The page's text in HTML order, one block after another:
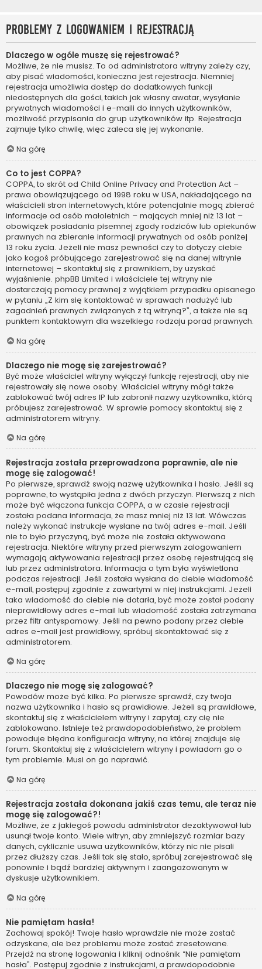
Problemy z logowaniem i rejestracją
Dlaczego w ogóle muszę się rejestrować?
Możliwe, że nie musisz. To od administratora witryny zależy czy,
aby pisać wiadomości, konieczna jest rejestracja. Niemniej
rejestracja umożliwia dostęp do dodatkowych funkcji
niedostępnych dla gości, takich jak własny awatar, wysyłanie
prywatnych wiadomości i e-maili do innych użytkowników,
możliwość przypisania do grup użytkowników itp. Rejestracja
zajmuje tylko chwilę, więc zaleca się jej wykonanie.
Na górę
Co to jest COPPA?
COPPA, to skrót od Child Online Privacy and Protection Act –
prawa obowiązującego od 1998 roku w USA, nakładającego na
właścicieli stron internetowych, które potencjalnie mogą zbierać
informacje od osób małoletnich – mających mniej niż 13 lat –
obowiązek posiadania pisemnej zgody rodziców lub opiekunów
prawnych na zbieranie informacji prywatnych od osób poniżej
13 roku życia. Jeżeli nie masz pewności czy to dotyczy ciebie
jako kogoś próbującego zarejestrować się na danej witrynie
internetowej – skontaktuj się z prawnikiem, by uzyskać
wyjaśnienie. phpBB Limited i właściciele tej witryny nie
dostarczają pomocy prawnej z wyjątkiem przypadku opisanego
w pytaniu „Z kim się kontaktować w sprawach nadużyć lub
zagadnień prawnych związanych z tą witryną?”, a także nie są
punktem kontaktowym dla wszelkiego rodzaju porad prawnych.
Na górę
Dlaczego nie mogę się zarejestrować?
Być może właściciel witryny wyłączył funkcję rejestracji, aby nie
rejestrowały się nowe osoby. Właściciel witryny mógł także
zablokować twój adres IP lub zabronił nazwy użytkownika, którą
próbujesz zarejestrować. W sprawie pomocy skontaktuj się z
administratorem witryny.
Na górę
Rejestracja została przeprowadzona poprawnie, ale nie
mogę się zalogować!
Po pierwsze, sprawdź swoją nazwę użytkownika i hasło. Jeśli są
poprawne, to wystąpiła jedna z dwóch przyczyn. Pierwszą z nich
może być włączona funkcja COPPA, a w czasie rejestracji
została podana informacja, że masz mniej niż 13 lat. Wówczas
należy wykonać instrukcje wysłane na twój adres e-mail. Jeśli
nie to było przyczyną, być może nie została aktywowana
rejestracja. Niektóre witryny przed pierwszym zalogowaniem
wymagają aktywowania rejestracji przez osobę rejestrującą się
lub przez administratora. Informacja o tym była wyświetlona
podczas rejestracji. Jeśli została wysłana do ciebie wiadomość
e-mail, postępuj zgodnie z zawartymi w niej instrukcjami. Jeżeli
taka wiadomość do ciebie nie dotarła, być może został podany
nieprawidłowy adres e-mail lub wiadomość została zatrzymana
przez filtr antyspamowy. Jeśli na pewno podany przez ciebie
adres e-mail jest prawidłowy, spróbuj skontaktować się z
administratorem.
Na górę
Dlaczego nie mogę się zalogować?
Powodów może być kilka. Po pierwsze sprawdź, czy twoja
nazwa użytkownika i hasło są prawidłowe. Jeżeli są prawidłowe,
skontaktuj się z właścicielem witryny i zapytaj, czy cię nie
zablokowano. Istnieje też prawdopodobieństwo, że problem
powoduje błędna konfiguracja witryny, na której znajduje się
forum. Skontaktuj się z właścicielem witryny i powiadom go o
tym problemie. Musi on go naprawić.
Na górę
Rejestracja została dokonana jakiś czas temu, ale teraz nie
mogę się zalogować?!
Możliwe, że z jakiegoś powodu administrator dezaktywował lub
usunął twoje konto. Wiele witryn, aby zmniejszyć rozmiar bazy
danych, cyklicznie usuwa użytkowników, którzy nic nie pisali
przez dłuższy czas. Jeśli tak się stało, spróbuj zarejestrować się
ponownie i bądź bardziej aktywnym i zaangażowanym w
dyskusje użytkownikiem.
Na górę
Nie pamiętam hasła!
Zachowaj spokój! Twoje hasło wprawdzie nie może zostać
odzyskane, ale bez problemu może zostać zresetowane.
Przejdź na stronę logowania i kliknij odnośnik “Nie pamiętam
hasła”. Postępuj zgodnie z instrukcjami, a prawdopodobnie